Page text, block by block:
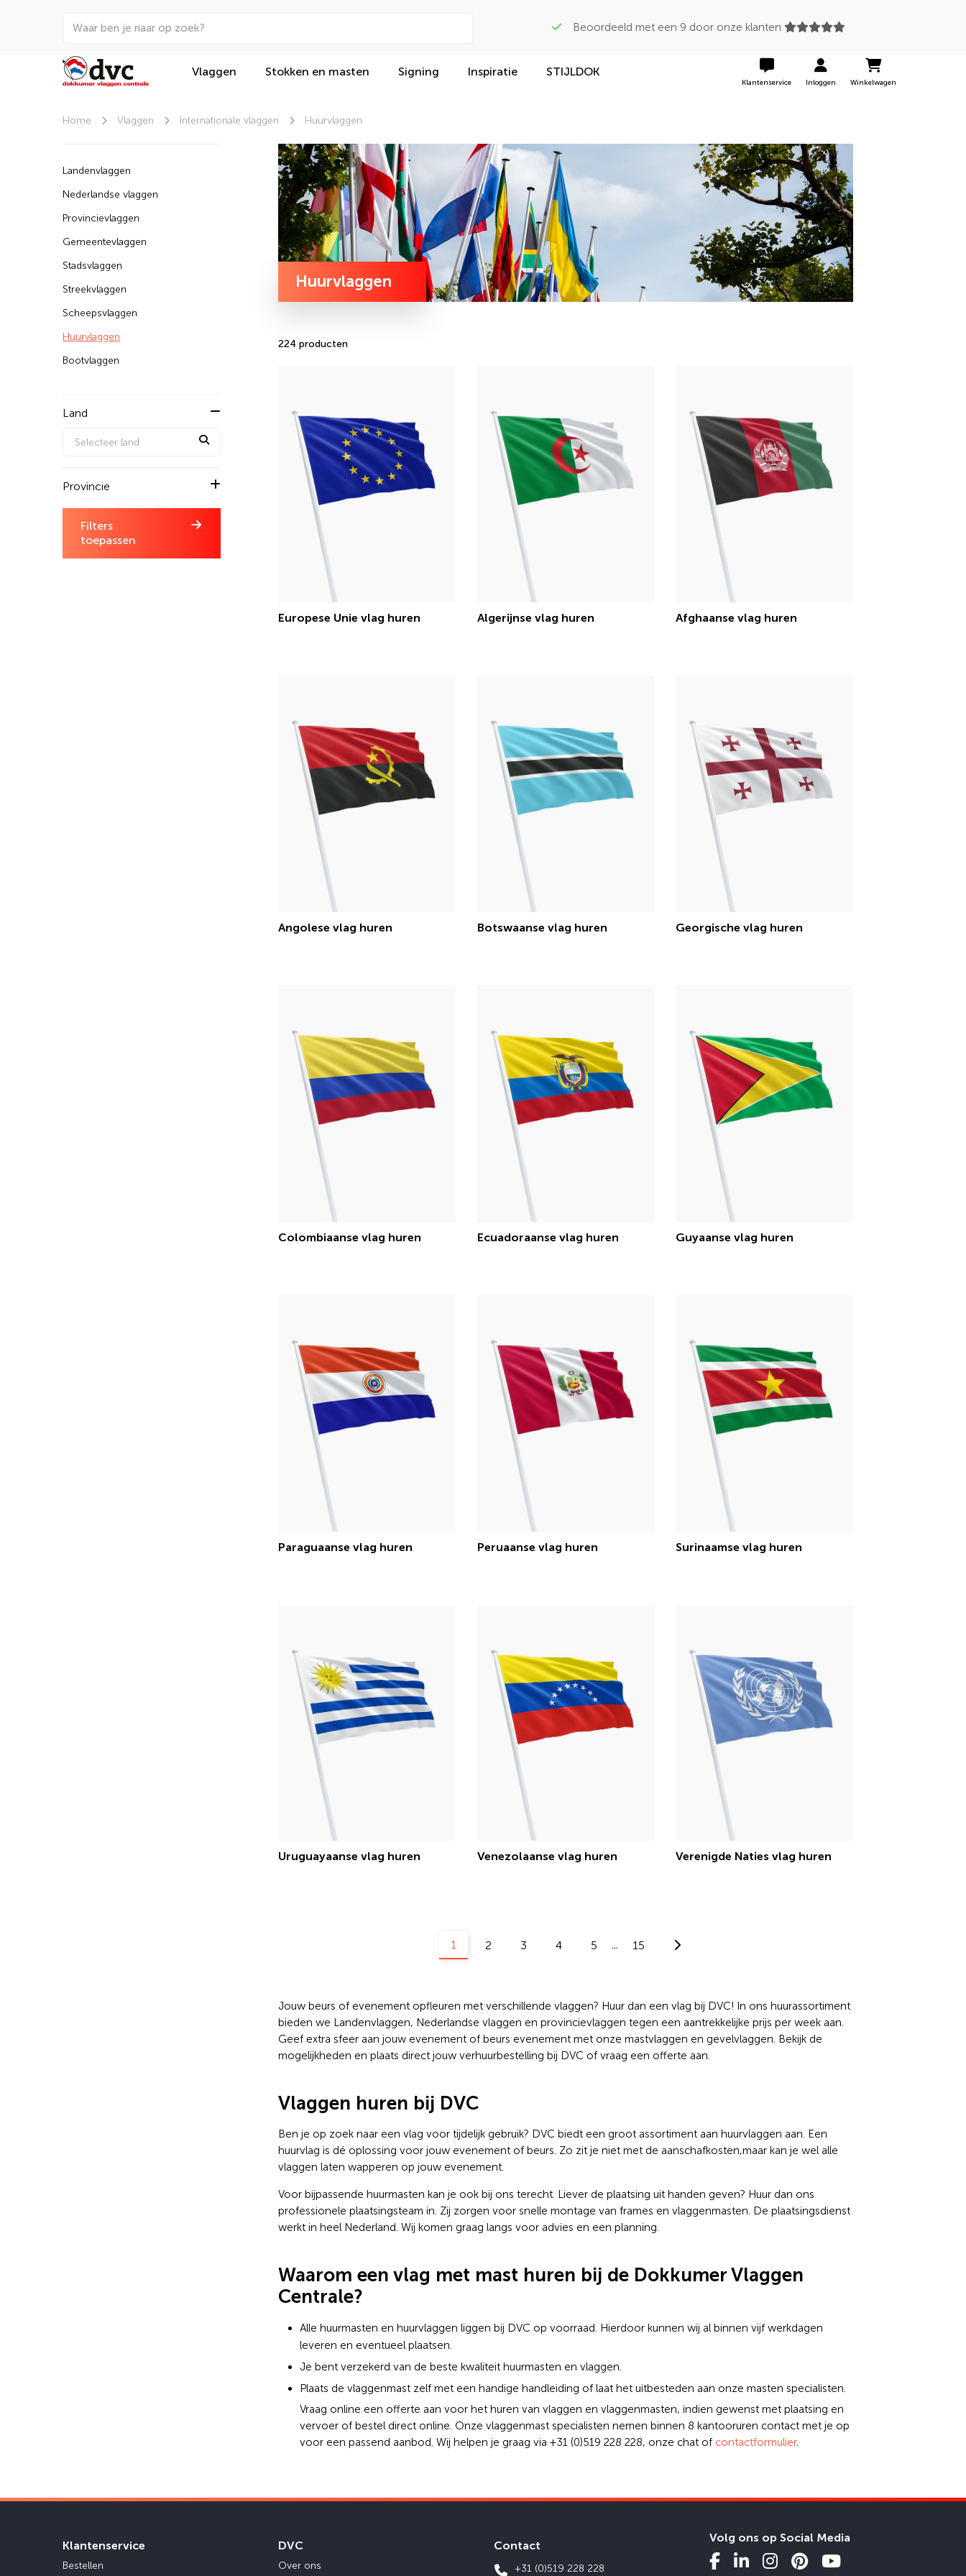
Beoordeeld met een 9 door onze klanten
Vlaggen Stokken en masten Signing Inspiratie STIJLDOK
Klantenservice Inloggen Winkelwagen
Home Vlaggen Internationale vlaggen Huurvlaggen
Landenvlaggen
Nederlandse vlaggen
Provincievlaggen
Gemeentevlaggen
Stadsvlaggen
Streekvlaggen
Scheepsvlaggen
Huurvlaggen
Bootvlaggen
Land
Selecteer land
Provincie
Filters
toepassen
Huurvlaggen
224 producten
Europese Unie vlag huren Algerijnse vlag huren Afghaanse vlag huren
Angolese vlag huren Botswaanse vlag huren Georgische vlag huren
Colombiaanse vlag huren Ecuadoraanse vlag huren Guyaanse vlag huren
Paraguaanse vlag huren Peruaanse vlag huren Surinaamse vlag huren
Uruguayaanse vlag huren Venezolaanse vlag huren Verenigde Naties vlag huren
1 2 3 4 5 ... 15
Jouw beurs of evenement opfleuren met verschillende vlaggen? Huur dan een vlag bij DVC! In ons huurassortiment
bieden we Landenvlaggen, Nederlandse vlaggen en provincievlaggen tegen een aantrekkelijke prijs per week aan.
Geef extra sfeer aan jouw evenement of beurs evenement met onze mastvlaggen en gevelvlaggen. Bekijk de
mogelijkheden en plaats direct jouw verhuurbestelling bij DVC of vraag een offerte aan.
Vlaggen huren bij DVC
Ben je op zoek naar een vlag voor tijdelijk gebruik? DVC biedt een groot assortiment aan huurvlaggen aan. Een
huurvlag is dé oplossing voor jouw evenement of beurs. Zo zit je niet met de aanschafkosten,maar kan je wel alle
vlaggen laten wapperen op jouw evenement.
Voor bijpassende huurmasten kan je ook bij ons terecht. Liever de plaatsing uit handen geven? Huur dan ons
professionele plaatsingsteam in. Zij zorgen voor snelle montage van frames en vlaggenmasten. De plaatsingsdienst
werkt in heel Nederland. Wij komen graag langs voor advies en een planning.
Waarom een vlag met mast huren bij de Dokkumer Vlaggen
Centrale?
Alle huurmasten en huurvlaggen liggen bij DVC op voorraad. Hierdoor kunnen wij al binnen vijf werkdagen
leveren en eventueel plaatsen.
Je bent verzekerd van de beste kwaliteit huurmasten en vlaggen.
Plaats de vlaggenmast zelf met een handige handleiding of laat het uitbesteden aan onze masten specialisten.
Vraag online een offerte aan voor het huren van vlaggen en vlaggenmasten, indien gewenst met plaatsing en
vervoer of bestel direct online. Onze vlaggenmast specialisten nemen binnen 8 kantooruren contact met je op
voor een passend aanbod. Wij helpen je graag via +31 (0)519 228 228, onze chat of contactformulier.
Klantenservice
Bestellen
DVC
Over ons
Contact
+31 (0)519 228 228
Volg ons op Social Media